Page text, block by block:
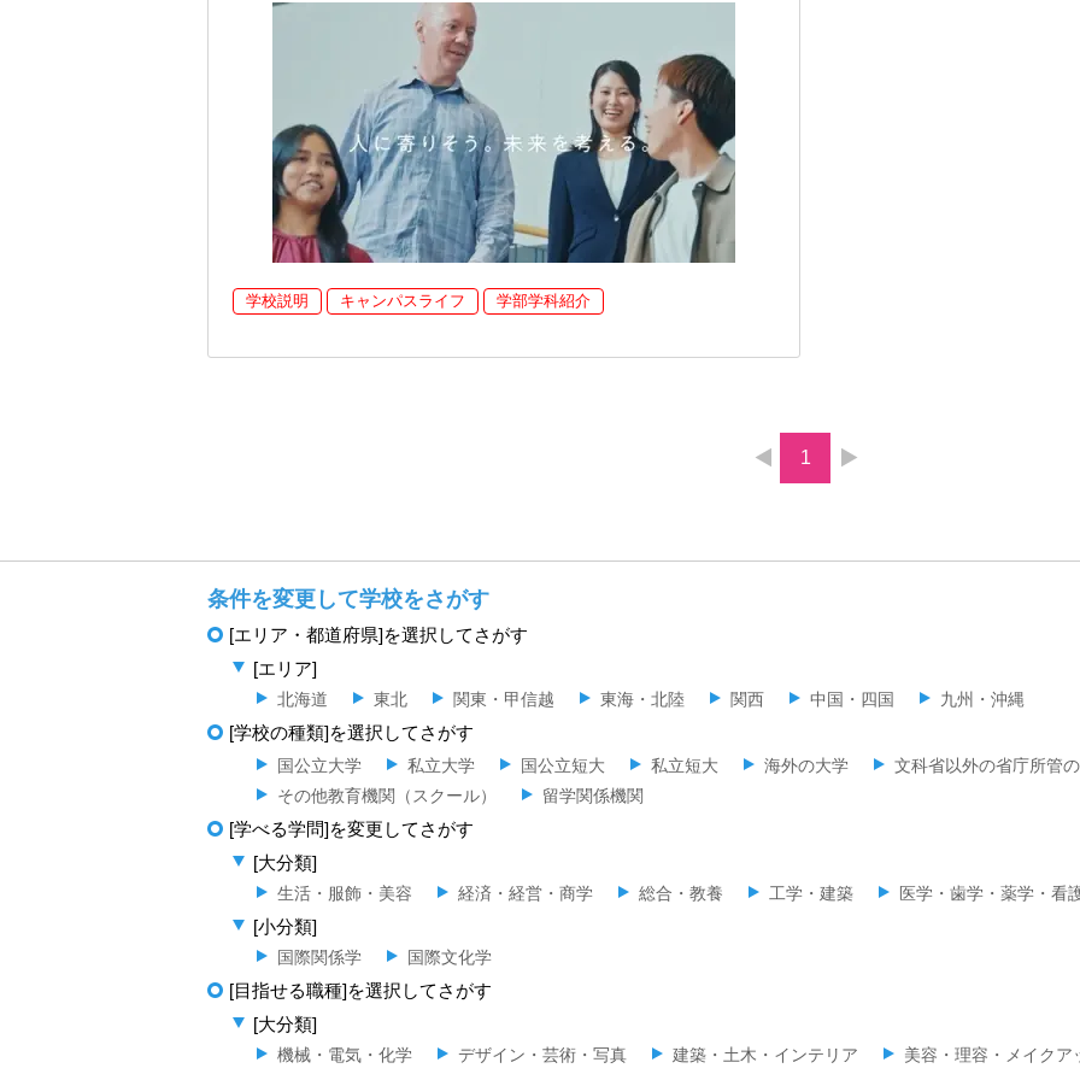
学校説明 キャンパスライフ 学部学科紹介
1
条件を変更して学校をさがす
[エリア・都道府県]を選択してさがす
[エリア]
北海道 東北 関東・甲信越 東海・北陸 関西 中国・四国 九州・沖縄
[学校の種類]を選択してさがす
国公立大学 私立大学 国公立短大 私立短大 海外の大学 文科省以外の省庁所管
その他教育機関（スクール）
留学関係機関
[学べる学問]を変更してさがす
[大分類]
生活・服飾・美容 経済・経営・商学 総合・教養 工学・建築 医学・歯学・薬学・看
[小分類]
国際関係学 国際文化学
[目指せる職種]を選択してさがす
[大分類]
機械・電気・化学 デザイン・芸術・写真 建築・土木・インテリア 美容・理容・メイクア